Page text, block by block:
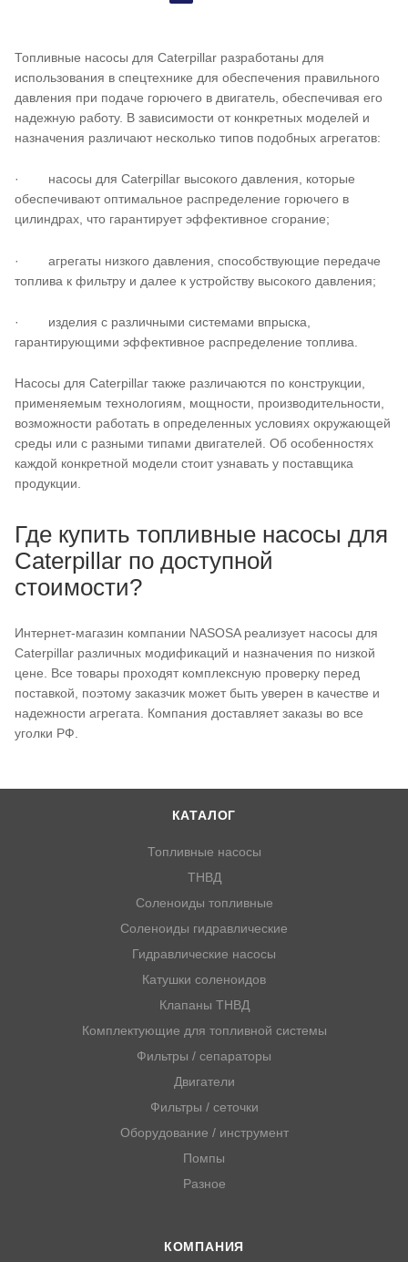
Топливные насосы для Caterpillar разработаны для
использования в спецтехнике для обеспечения правильного
давления при подаче горючего в двигатель, обеспечивая его
надежную работу. В зависимости от конкретных моделей и
назначения различают несколько типов подобных агрегатов:
· насосы для Caterpillar высокого давления, которые
обеспечивают оптимальное распределение горючего в
цилиндрах, что гарантирует эффективное сгорание;
· агрегаты низкого давления, способствующие передаче
топлива к фильтру и далее к устройству высокого давления;
· изделия с различными системами впрыска,
гарантирующими эффективное распределение топлива.
Насосы для Caterpillar также различаются по конструкции,
применяемым технологиям, мощности, производительности,
возможности работать в определенных условиях окружающей
среды или с разными типами двигателей. Об особенностях
каждой конкретной модели стоит узнавать у поставщика
продукции.
Где купить топливные насосы для
Caterpillar по доступной
стоимости?
Интернет-магазин компании NASOSA реализует насосы для
Caterpillar различных модификаций и назначения по низкой
цене. Все товары проходят комплексную проверку перед
поставкой, поэтому заказчик может быть уверен в качестве и
надежности агрегата. Компания доставляет заказы во все
уголки РФ.
КАТАЛОГ
Топливные насосы
ТНВД
Соленоиды топливные
Соленоиды гидравлические
Гидравлические насосы
Катушки соленоидов
Клапаны ТНВД
Комплектующие для топливной системы
Фильтры / сепараторы
Двигатели
Фильтры / сеточки
Оборудование / инструмент
Помпы
Разное
КОМПАНИЯ